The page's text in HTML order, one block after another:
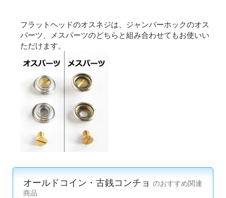
フラットヘッドのオスネジは、ジャンパーホックのオス
パーツ、メスパーツのどちらと組み合わせてもお使いい
ただけます。
オールドコイン・古銭コンチョ のおすすめ関連
商品